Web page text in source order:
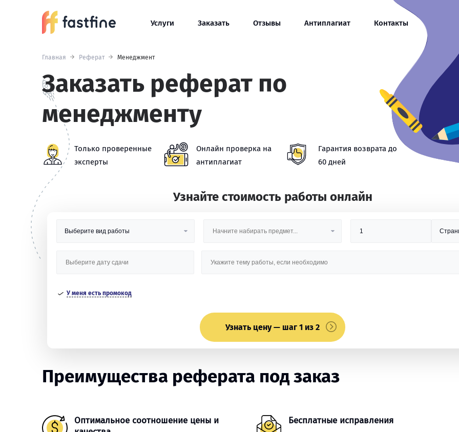
Услуги Заказать Отзывы Антиплагиат Контакты
Главная Реферат Менеджмент
Заказать реферат по
менеджменту
Только проверенные
эксперты
Онлайн проверка на
антиплагиат
Гарантия возврата до
60 дней
Узнайте стоимость работы онлайн
У меня есть промокод
Узнать цену — шаг 1 из 2
Преимущества реферата под заказ
Оптимальное соотношение цены и
Бесплатные исправления